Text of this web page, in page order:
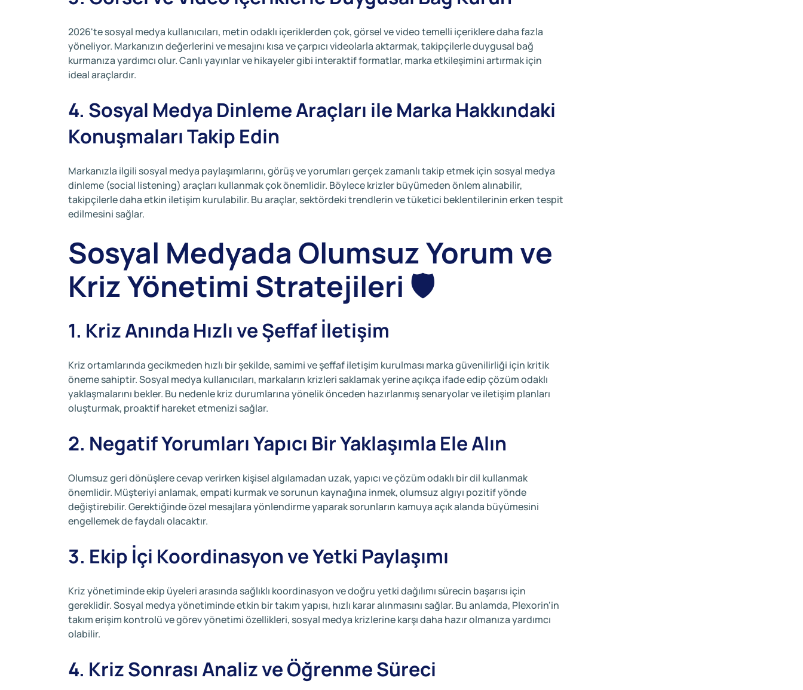
2026'te sosyal medya kullanıcıları, metin odaklı içeriklerden çok, görsel ve video temelli içeriklere daha fazla
yöneliyor. Markanızın değerlerini ve mesajını kısa ve çarpıcı videolarla aktarmak, takipçilerle duygusal bağ
kurmanıza yardımcı olur. Canlı yayınlar ve hikayeler gibi interaktif formatlar, marka etkileşimini artırmak için
ideal araçlardır.
4. Sosyal Medya Dinleme Araçları ile Marka Hakkındaki
Konuşmaları Takip Edin
Markanızla ilgili sosyal medya paylaşımlarını, görüş ve yorumları gerçek zamanlı takip etmek için sosyal medya
dinleme (social listening) araçları kullanmak çok önemlidir. Böylece krizler büyümeden önlem alınabilir,
takipçilerle daha etkin iletişim kurulabilir. Bu araçlar, sektördeki trendlerin ve tüketici beklentilerinin erken tespit
edilmesini sağlar.
Sosyal Medyada Olumsuz Yorum ve
Kriz Yönetimi Stratejileri 🛡️
1. Kriz Anında Hızlı ve Şeffaf İletişim
Kriz ortamlarında gecikmeden hızlı bir şekilde, samimi ve şeffaf iletişim kurulması marka güvenilirliği için kritik
öneme sahiptir. Sosyal medya kullanıcıları, markaların krizleri saklamak yerine açıkça ifade edip çözüm odaklı
yaklaşmalarını bekler. Bu nedenle kriz durumlarına yönelik önceden hazırlanmış senaryolar ve iletişim planları
oluşturmak, proaktif hareket etmenizi sağlar.
2. Negatif Yorumları Yapıcı Bir Yaklaşımla Ele Alın
Olumsuz geri dönüşlere cevap verirken kişisel algılamadan uzak, yapıcı ve çözüm odaklı bir dil kullanmak
önemlidir. Müşteriyi anlamak, empati kurmak ve sorunun kaynağına inmek, olumsuz algıyı pozitif yönde
değiştirebilir. Gerektiğinde özel mesajlara yönlendirme yaparak sorunların kamuya açık alanda büyümesini
engellemek de faydalı olacaktır.
3. Ekip İçi Koordinasyon ve Yetki Paylaşımı
Kriz yönetiminde ekip üyeleri arasında sağlıklı koordinasyon ve doğru yetki dağılımı sürecin başarısı için
gereklidir. Sosyal medya yönetiminde etkin bir takım yapısı, hızlı karar alınmasını sağlar. Bu anlamda, Plexorin'in
takım erişim kontrolü ve görev yönetimi özellikleri, sosyal medya krizlerine karşı daha hazır olmanıza yardımcı
olabilir.
4. Kriz Sonrası Analiz ve Öğrenme Süreci